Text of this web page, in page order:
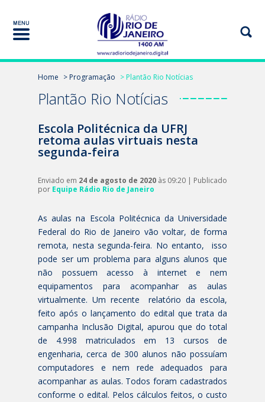
Home > Programação > Plantão Rio Notícias
Plantão Rio Notícias
Escola Politécnica da UFRJ
retoma aulas virtuais nesta
segunda-feira
Enviado em 24 de agosto de 2020 às 09:20 | Publicado
por Equipe Rádio Rio de Janeiro
As aulas na Escola Politécnica da Universidade
Federal do Rio de Janeiro vão voltar, de forma
remota, nesta segunda-feira. No entanto, isso
pode ser um problema para alguns alunos que
não possuem acesso à internet e nem
equipamentos para acompanhar as aulas
virtualmente. Um recente relatório da escola,
feito após o lançamento do edital que trata da
campanha Inclusão Digital, apurou que do total
de 4.998 matriculados em 13 cursos de
engenharia, cerca de 300 alunos não possuíam
computadores e nem rede adequados para
acompanhar as aulas. Todos foram cadastrados
conforme o edital. Pelos cálculos feitos, o custo